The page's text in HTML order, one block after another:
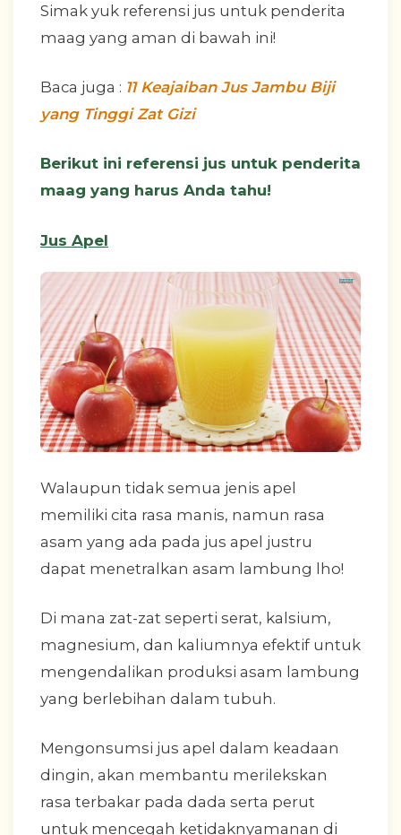
Simak yuk referensi jus untuk penderita
maag yang aman di bawah ini!
Baca juga : 11 Keajaiban Jus Jambu Biji
yang Tinggi Zat Gizi
Berikut ini referensi jus untuk penderita
maag yang harus Anda tahu!
Jus Apel
Walaupun tidak semua jenis apel
memiliki cita rasa manis, namun rasa
asam yang ada pada jus apel justru
dapat menetralkan asam lambung lho!
Di mana zat-zat seperti serat, kalsium,
magnesium, dan kaliumnya efektif untuk
mengendalikan produksi asam lambung
yang berlebihan dalam tubuh.
Mengonsumsi jus apel dalam keadaan
dingin, akan membantu merilekskan
rasa terbakar pada dada serta perut
untuk mencegah ketidaknyamanan di